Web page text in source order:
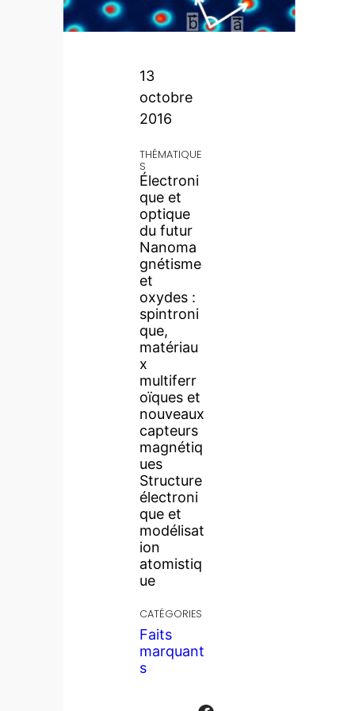
13
octobre
2016
THÉMATIQUE
S
Électroni
que et
optique
du futur
Nanoma
gnétisme
et
oxydes :
spintroni
que,
matériau
x
multiferr
oïques et
nouveaux
capteurs
magnétiq
ues
Structure
électroni
que et
modélisat
ion
atomistiq
ue
CATÉGORIES
Faits
marquant
s